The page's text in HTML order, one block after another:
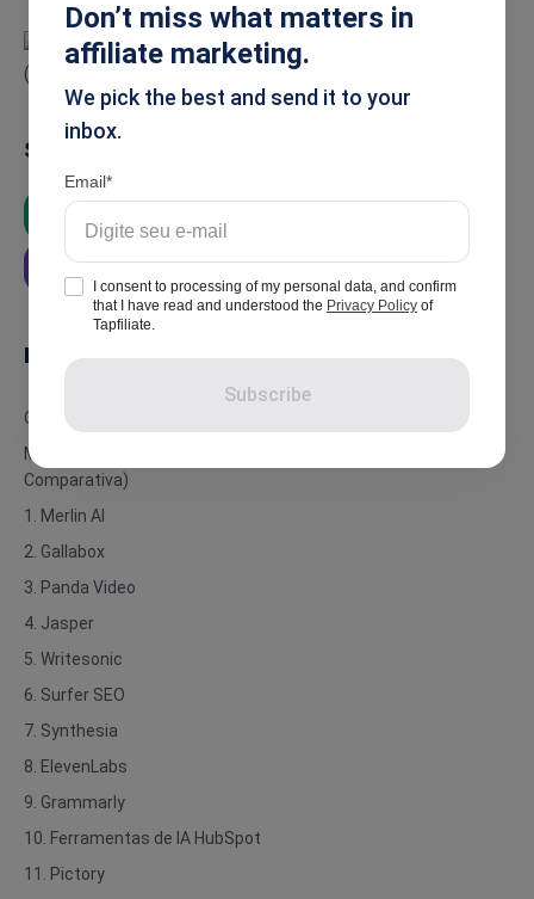
Summarise
ChatGPT
Perplexity
In this article
O que torna um programa de afiliados de IA excelente?
Melhores Programas de Afiliados de IA em 2026 (com Tabela
Comparativa)
1. Merlin AI
2. Gallabox
3. Panda Video
4. Jasper
5. Writesonic
6. Surfer SEO
7. Synthesia
8. ElevenLabs
9. Grammarly
10. Ferramentas de IA HubSpot
11. Pictory
Don’t miss what matters in
affiliate marketing.
We pick the best and send it to your
inbox.
Email
I consent to processing of my personal data, and confirm
that I have read and understood the Privacy Policy of
Tapfiliate.
Subscribe